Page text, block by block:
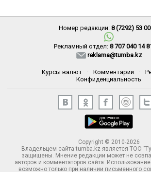
Номер редакции: 8 (7292) 53
Рекламный отдел: 8 707 040 14
reklama@tumba.kz
Курсы валют · Комментарии ·
Конфиденциальность
Copyright © 2010-2026
Владельцем сайта tumba.kz является ТОО
защищены. Мнение редакции может не
авторов и комментаторов сайта.
возможно только при наличии письменного